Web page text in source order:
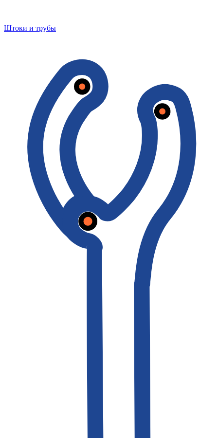
Штоки и трубы